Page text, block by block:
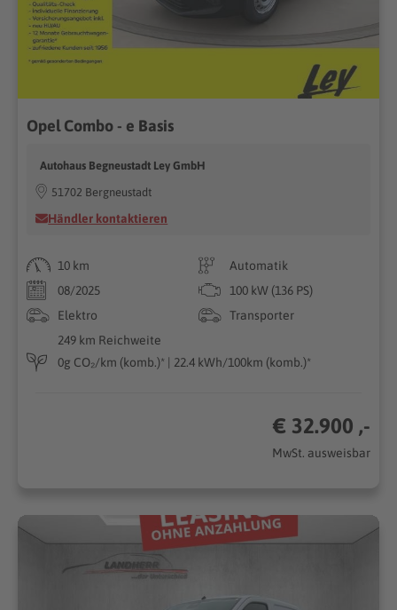
Opel Combo - e Basis
Autohaus Begneustadt Ley GmbH
51702 Bergneustadt
Händler kontaktieren
10 km
Automatik
08/2025
100 kW (136 PS)
Elektro
Transporter
249 km Reichweite
0g CO₂/km (komb.)* | 22.4 kWh/100km (komb.)*
€ 32.900 ,-
MwSt. ausweisbar